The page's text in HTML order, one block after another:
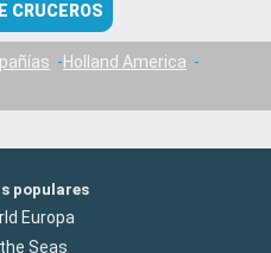
CRUCEROS
Holland America
populares
Europa
Seas